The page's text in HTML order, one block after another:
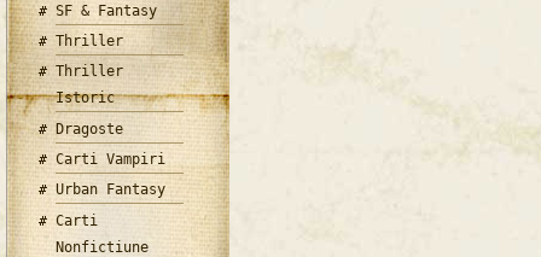
SF & Fantasy
Thriller
Thriller
Istoric
Dragoste
Carti Vampiri
Urban Fantasy
Carti
Nonfictiune